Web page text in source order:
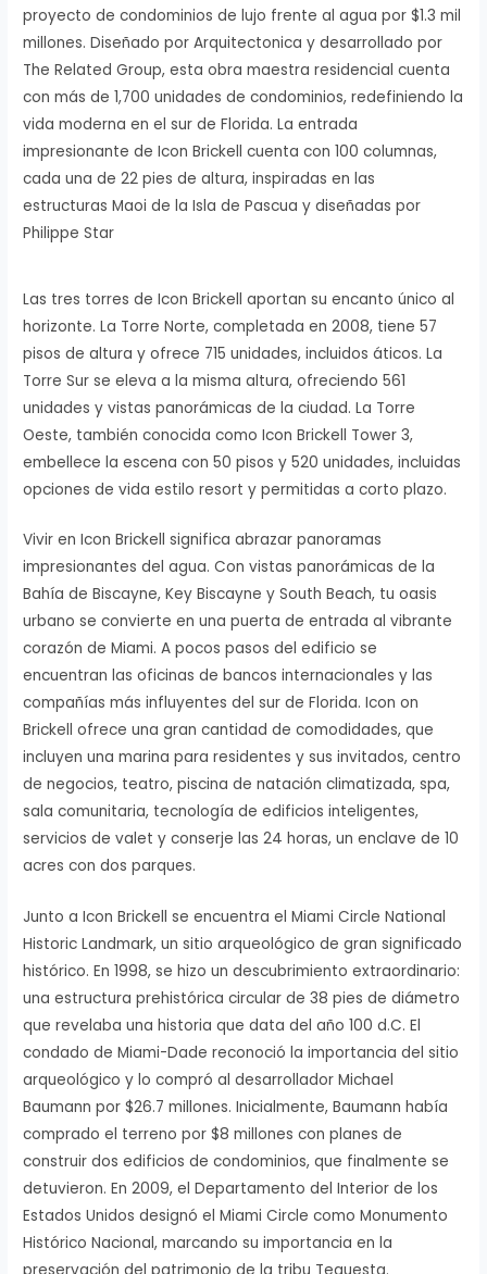
proyecto de condominios de lujo frente al agua por $1.3 mil
millones. Diseñado por Arquitectonica y desarrollado por
The Related Group, esta obra maestra residencial cuenta
con más de 1,700 unidades de condominios, redefiniendo la
vida moderna en el sur de Florida. La entrada
impresionante de Icon Brickell cuenta con 100 columnas,
cada una de 22 pies de altura, inspiradas en las
estructuras Maoi de la Isla de Pascua y diseñadas por
Philippe Star
Las tres torres de Icon Brickell aportan su encanto único al
horizonte. La Torre Norte, completada en 2008, tiene 57
pisos de altura y ofrece 715 unidades, incluidos áticos. La
Torre Sur se eleva a la misma altura, ofreciendo 561
unidades y vistas panorámicas de la ciudad. La Torre
Oeste, también conocida como Icon Brickell Tower 3,
embellece la escena con 50 pisos y 520 unidades, incluidas
opciones de vida estilo resort y permitidas a corto plazo.
Vivir en Icon Brickell significa abrazar panoramas
impresionantes del agua. Con vistas panorámicas de la
Bahía de Biscayne, Key Biscayne y South Beach, tu oasis
urbano se convierte en una puerta de entrada al vibrante
corazón de Miami. A pocos pasos del edificio se
encuentran las oficinas de bancos internacionales y las
compañías más influyentes del sur de Florida. Icon on
Brickell ofrece una gran cantidad de comodidades, que
incluyen una marina para residentes y sus invitados, centro
de negocios, teatro, piscina de natación climatizada, spa,
sala comunitaria, tecnología de edificios inteligentes,
servicios de valet y conserje las 24 horas, un enclave de 10
acres con dos parques.
Junto a Icon Brickell se encuentra el Miami Circle National
Historic Landmark, un sitio arqueológico de gran significado
histórico. En 1998, se hizo un descubrimiento extraordinario:
una estructura prehistórica circular de 38 pies de diámetro
que revelaba una historia que data del año 100 d.C. El
condado de Miami-Dade reconoció la importancia del sitio
arqueológico y lo compró al desarrollador Michael
Baumann por $26.7 millones. Inicialmente, Baumann había
comprado el terreno por $8 millones con planes de
construir dos edificios de condominios, que finalmente se
detuvieron. En 2009, el Departamento del Interior de los
Estados Unidos designó el Miami Circle como Monumento
Histórico Nacional, marcando su importancia en la